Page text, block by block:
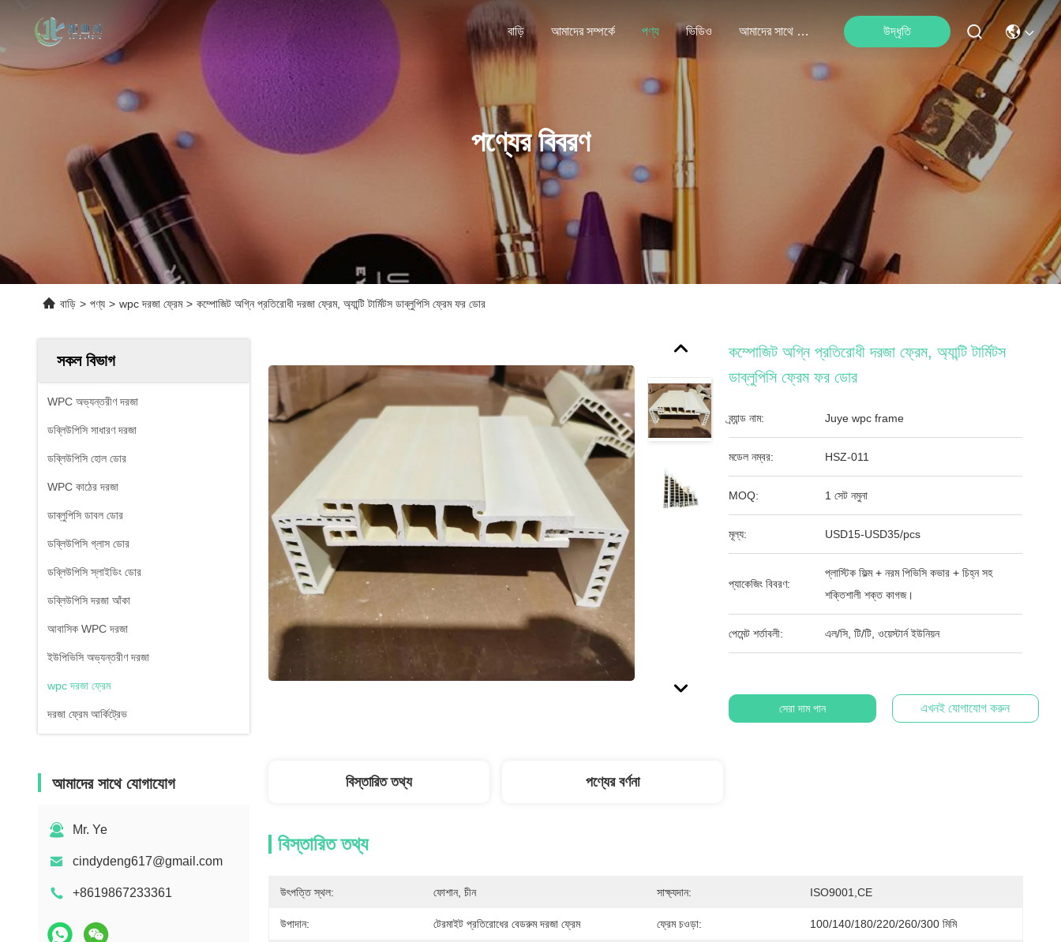
বাড়ি আমাদের সম্পর্কে পণ্য ভিডিও আমাদের সাথে যোগাযোগ উদ্ধৃতি
পণ্যের বিবরণ
বাড়ি > পণ্য > wpc দরজা ফ্রেম > কম্পোজিট অগ্নি প্রতিরোধী দরজা ফ্রেম, অ্যান্টি টার্মিটস ডাব্লুপিসি ফ্রেম ফর ডোর
সকল বিভাগ
WPC অভ্যন্তরীণ দরজা
ডব্লিউপিসি সাধারণ দরজা
ডব্লিউপিসি হোল ডোর
WPC কাঠের দরজা
ডাব্লুপিসি ডাবল ডোর
ডব্লিউপিসি গ্লাস ডোর
ডব্লিউপিসি স্লাইডিং ডোর
ডব্লিউপিসি দরজা আঁকা
আবাসিক WPC দরজা
ইউপিভিসি অভ্যন্তরীণ দরজা
wpc দরজা ফ্রেম
দরজা ফ্রেম আর্কিট্রেভ
আমাদের সাথে যোগাযোগ
Mr. Ye
cindydeng617@gmail.com
+8619867233361
কম্পোজিট অগ্নি প্রতিরোধী দরজা ফ্রেম, অ্যান্টি টার্মিটস
ডাব্লুপিসি ফ্রেম ফর ডোর
ব্র্যান্ড নাম: Juye wpc frame
মডেল নম্বর: HSZ-011
MOQ: 1 সেট নমুনা
মূল্য: USD15-USD35/pcs
প্যাকেজিং বিবরণ:
প্লাস্টিক ফিল্ম + নরম পিভিসি কভার + চিহ্ন সহ
শক্তিশালী শক্ত কাগজ।
পেমেন্ট শর্তাবলী: এল/সি, টি/টি, ওয়েস্টার্ন ইউনিয়ন
সেরা দাম পান এখনই যোগাযোগ করুন
বিস্তারিত তথ্য পণ্যের বর্ণনা
বিস্তারিত তথ্য
উৎপত্তি স্থল: ফোশান, চীন সাক্ষ্যদান: ISO9001,CE
উপাদান: টেরমাইট প্রতিরোধের বেডরুম দরজা ফ্রেম ফ্রেম চওড়া: 100/140/180/220/260/300 মিমি